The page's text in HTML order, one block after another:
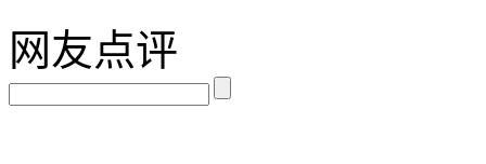
网友点评